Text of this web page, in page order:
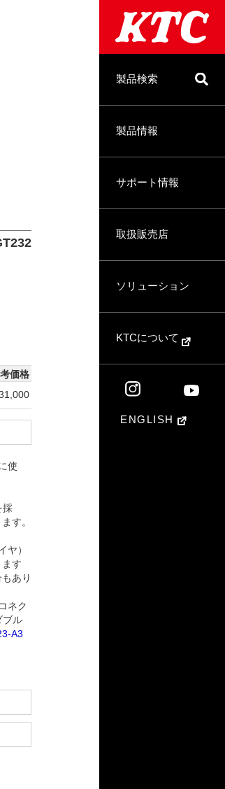
製品検索
製品情報
サポート情報
取扱販売店
ソリューション
KTCについて
ENGLISH
価格
使
採
す。
ヤ）
す
あり
ネク
ブル
A3